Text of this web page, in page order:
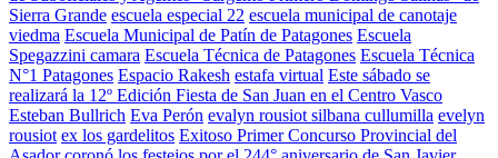
Sierra Grande escuela especial 22 escuela municipal de canotaje
viedma Escuela Municipal de Patín de Patagones Escuela
Spegazzini camara Escuela Técnica de Patagones Escuela Técnica
N°1 Patagones Espacio Rakesh estafa virtual Este sábado se
realizará la 12º Edición Fiesta de San Juan en el Centro Vasco
Esteban Bullrich Eva Perón evalyn rousiot silbana cullumilla evelyn
rousiot ex los gardelitos Exitoso Primer Concurso Provincial del